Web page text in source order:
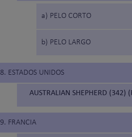
a) PELO CORTO
b) PELO LARGO
8. ESTADOS UNIDOS
AUSTRALIAN SHEPHERD (342)
9. FRANCIA